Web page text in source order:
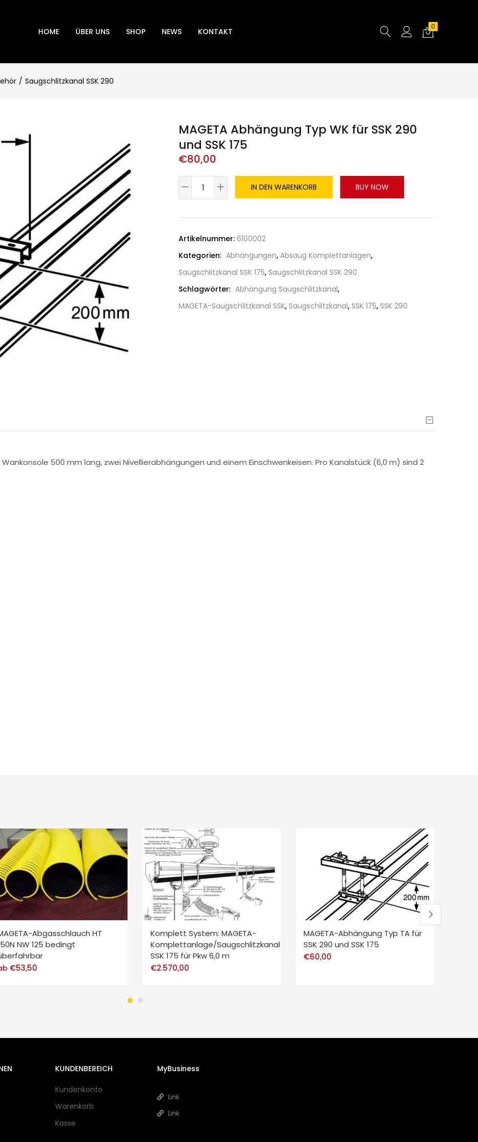
HOME ÜBER UNS SHOP NEWS KONTAKT 0
Saugschlitzkanal SSK 290
MAGETA Abhängung Typ WK für SSK 290
und SSK 175
€80,00
IN DEN WARENKORB BUY NOW
Artikelnummer: 6100002
Kategorien: Abhängungen, Absaug Komplettanlagen,
Saugschlitzkanal SSK 175, Saugschlitzkanal SSK 290
Schlagwörter: Abhängung Saugschlitzkanal,
MAGETA-Saugschlitzkanal SSK, Saugschlitzkanal, SSK 175, SSK 290
500 mm lang, zwei Nivellierabhängungen und einem Einschwenkeisen. Pro Kanalstück (6,0 m) sind 2
Abgasschlauch HT
NW 125 bedingt
€53,50
Komplett System: MAGETA-
Komplettanlage/Saugschlitzkanal
SSK 175 für Pkw 6,0 m
€2.570,00
MAGETA-Abhängung Typ TA für
SSK 290 und SSK 175
€60,00
KUNDENBEREICH
Kundenkonto
Warenkorb
Kasse
MyBusiness
Link
Link